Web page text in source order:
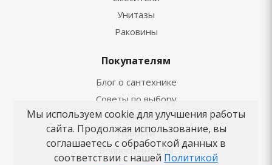
Унитазы
Раковины
Покупателям
Блог о сантехнике
Советы по выбору
Как заказать
Новости
Вопросы-ответы
Мы используем cookie для улучшения работы
сайта. Продолжая использование, вы
соглашаетесь с обработкой данных в
соответствии с нашей Политикой